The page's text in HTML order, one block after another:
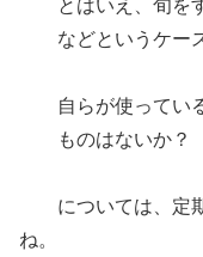
とはいえ、旬をす
などというケース
自らが使っている
ものはないか？
については、定期
ね。